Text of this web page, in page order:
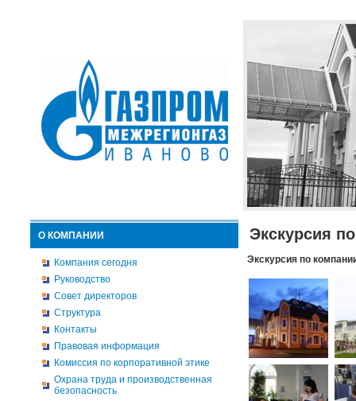
О КОМПАНИИ
Компания сегодня
Руководство
Совет директоров
Структура
Контакты
Правовая информация
Комиссия по корпоративной этике
Охрана труда и производственная
безопасность
Экскурсия
Экскурсия по